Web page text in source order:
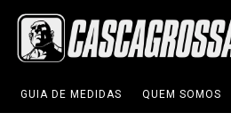
GUIA DE MEDIDAS QUEM SOMOS